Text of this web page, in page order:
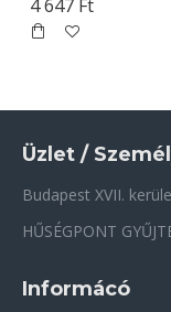
4 647 Ft
Üzlet /
Budapest XVII.
HŰSÉGPONT
Informácó